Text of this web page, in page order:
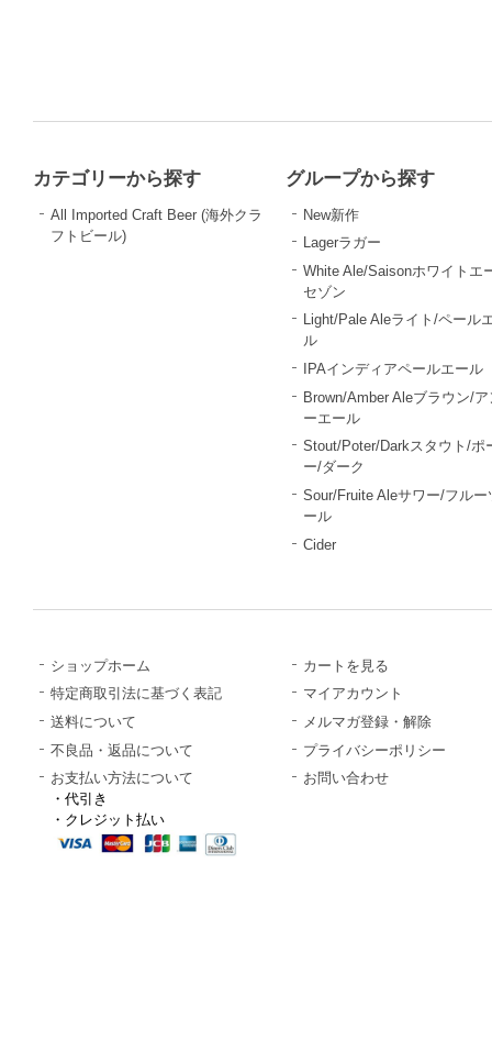
カテゴリーから探す
All Imported Craft Beer (海外クラ
フトビール)
グループから探す
New新作
Lagerラガー
White Ale/Saisonホワイトエ
セゾン
Light/Pale Aleライト/ペール
ル
IPAインディアペールエール
Brown/Amber Aleブラウン/ア
ーエール
Stout/Poter/Darkスタウト/ポ
ー/ダーク
Sour/Fruite Aleサワー/フルー
ール
Cider
ショップホーム
特定商取引法に基づく表記
送料について
不良品・返品について
お支払い方法について
・代引き
・クレジット払い
カートを見る
マイアカウント
メルマガ登録・解除
プライバシーポリシー
お問い合わせ